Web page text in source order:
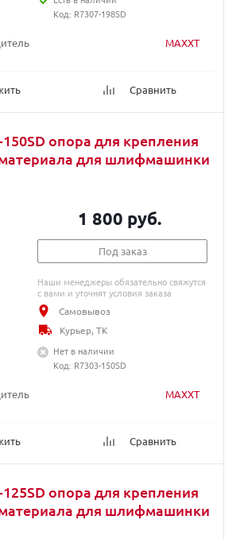
MAXXT
Сравнить
Код: R7307-198SD
150SD опора для крепления
для шлифмашинки
MAXXT
Сравнить
1 800 руб.
Под заказ
Наши менеджеры обязательно свяжутся
с вами и уточнят условия заказа
Самовывоз
Курьер, ТК
Нет в наличии
Код: R7303-150SD
125SD опора для крепления
для шлифмашинки